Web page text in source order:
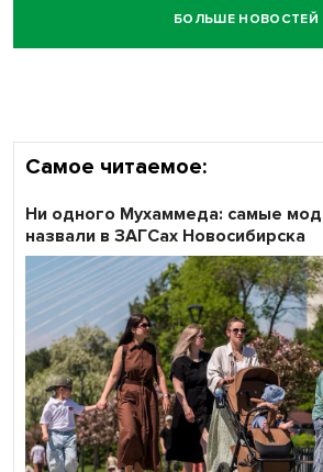
Честный выбор: видеонаблюдение
объективность результатов ЕДГ в
БОЛЬШЕ НОВОСТЕЙ
Самое читаемое:
Ни одного Мухаммеда: самые
назвали в ЗАГСах Новосибирска